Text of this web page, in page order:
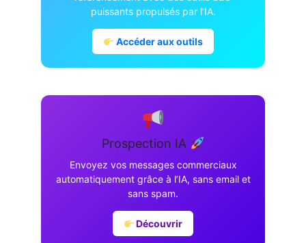
puissants propulsés par l’IA.
Accéder aux outils
Prospection IA
Envoyez vos messages commerciaux
automatiquement grâce à l’IA, sans email et
sans spam.
Découvrir